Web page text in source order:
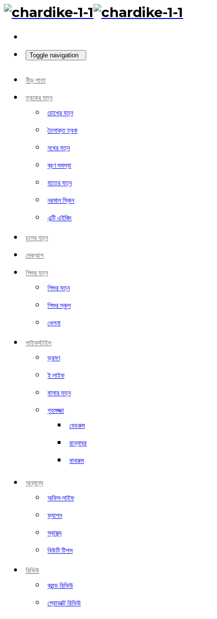
Toggle navigation
নীড় পাতা
ত্বকের যত্ন
চোখের যত্ন
তৈলাক্ত ত্বক
নখের যত্ন
ব্রণ সমস্যা
হাতের যত্ন
নরমাল স্কিন
এন্টি এইজিং
চুলের যত্ন
মেকআপ
শিশুর যত্ন
শিশুর যত্ন
শিশুর স্কুল
খেলনা
লাইফস্টাইল
ভ্রমণ
ই লাইফ
বাসার যত্ন
গৃহসজ্জা
বেডরুম
রান্নাঘর
বাথরুম
অন্যান্য
অফিস লাইফ
ফ্যাশন
স্বাস্থ্য
বিউটি টিপস
রিভিউ
ব্রান্ড রিভিউ
প্রোডাক্ট রিভিউ